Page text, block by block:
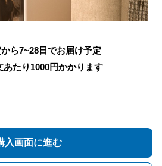
ら7~28日でお届け予定
あたり 1000円かかります
入画面に進む